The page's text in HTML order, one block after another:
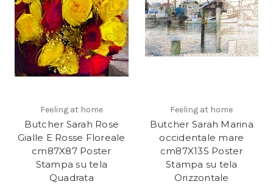
Feeling at home
Butcher Sarah Rose
Gialle E Rosse Floreale
cm87X87 Poster
Stampa su tela
Quadrata
Feeling at home
Butcher Sarah Marina
occidentale mare
cm87X135 Poster
Stampa su tela
Orizzontale